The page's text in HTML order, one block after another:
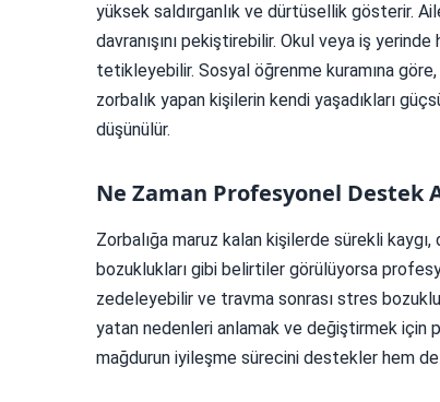
yüksek saldırganlık ve dürtüsellik gösterir.
davranışını pekiştirebilir. Okul veya iş
tetikleyebilir. Sosyal öğrenme kuramına
zorbalık yapan kişilerin kendi yaşadıkları
düşünülür.
Ne Zaman Profesyonel Destek
Zorbalığa maruz kalan kişilerde sürekli
bozuklukları gibi belirtiler görülüyorsa
zedeleyebilir ve travma sonrası stres
yatan nedenleri anlamak ve değiştirmek için
mağdurun iyileşme sürecini destekler hem de